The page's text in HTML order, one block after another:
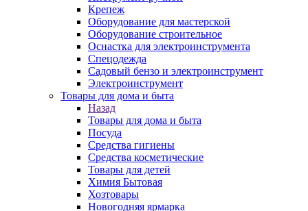
Крепеж
Оборудование для мастерской
Оборудование строительное
Оснастка для электроинструмента
Спецодежда
Садовый бензо и электроинструмент
Электроинструмент
Товары для дома и быта
Назад
Товары для дома и быта
Посуда
Средства гигиены
Средства косметические
Товары для детей
Химия Бытовая
Хозтовары
Новогодняя ярмарка